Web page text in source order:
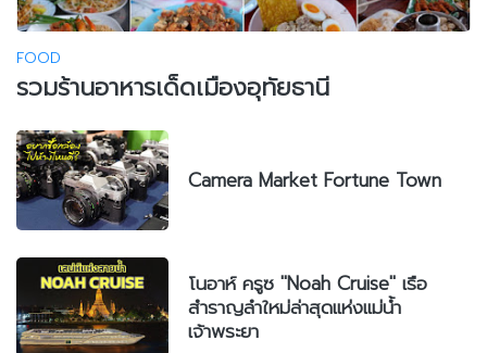
FOOD
รวมร้านอาหารเด็ดเมืองอุทัยธานี
Camera Market Fortune Town
โนอาห์ ครูซ "Noah Cruise" เรือ
สำราญลำใหม่ล่าสุดแห่งแม่น้ำ
เจ้าพระยา